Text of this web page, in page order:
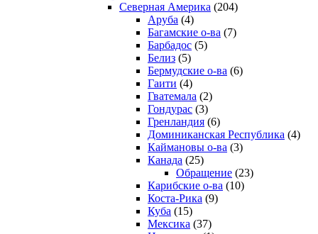
Северная Америка (204)
Аруба (4)
Багамские о-ва (7)
Барбадос (5)
Белиз (5)
Бермудские о-ва (6)
Гаити (4)
Гватемала (2)
Гондурас (3)
Гренландия (6)
Доминиканская Республика (4)
Каймановы о-ва (3)
Канада (25)
Обращение (23)
Карибские о-ва (10)
Коста-Рика (9)
Куба (15)
Мексика (37)